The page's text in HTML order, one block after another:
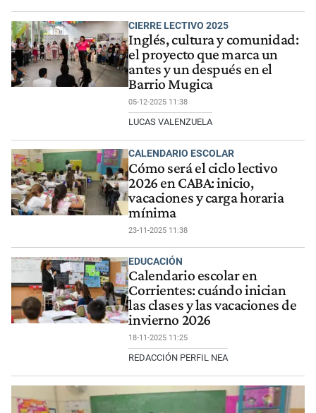
CIERRE LECTIVO 2025
Inglés, cultura y comunidad:
el proyecto que marca un
antes y un después en el
Barrio Mugica
05-12-2025 11:38
LUCAS VALENZUELA
CALENDARIO ESCOLAR
Cómo será el ciclo lectivo
2026 en CABA: inicio,
vacaciones y carga horaria
mínima
23-11-2025 11:38
EDUCACIÓN
Calendario escolar en
Corrientes: cuándo inician
las clases y las vacaciones de
invierno 2026
18-11-2025 11:25
REDACCIÓN PERFIL NEA